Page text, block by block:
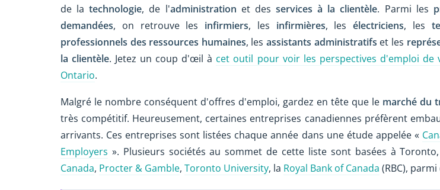
de latechnologie, de l'administration et des services à la clientèle. Parmi les
demandées, on retrouve les infirmiers, les infirmières, les électriciens, les
professionnels des ressources humaines, lesassistants administratifs et les
la clientèle. Jetez un coup d'œil à cet outil pour voir les perspectives d'emploi de
Ontario.
Malgré le nombre conséquent d'offres d'emploi, gardez en tête que le marché du
très compétitif. Heureusement, certaines entreprises canadiennes préfèrent
arrivants. Ces entreprises sont listées chaque année dans une étude appelée «
Employers ». Plusieurs sociétés au sommet de cette liste sont basées à
Canada, Procter & Gamble, Toronto University, la Royal Bank of Canada (RBC),